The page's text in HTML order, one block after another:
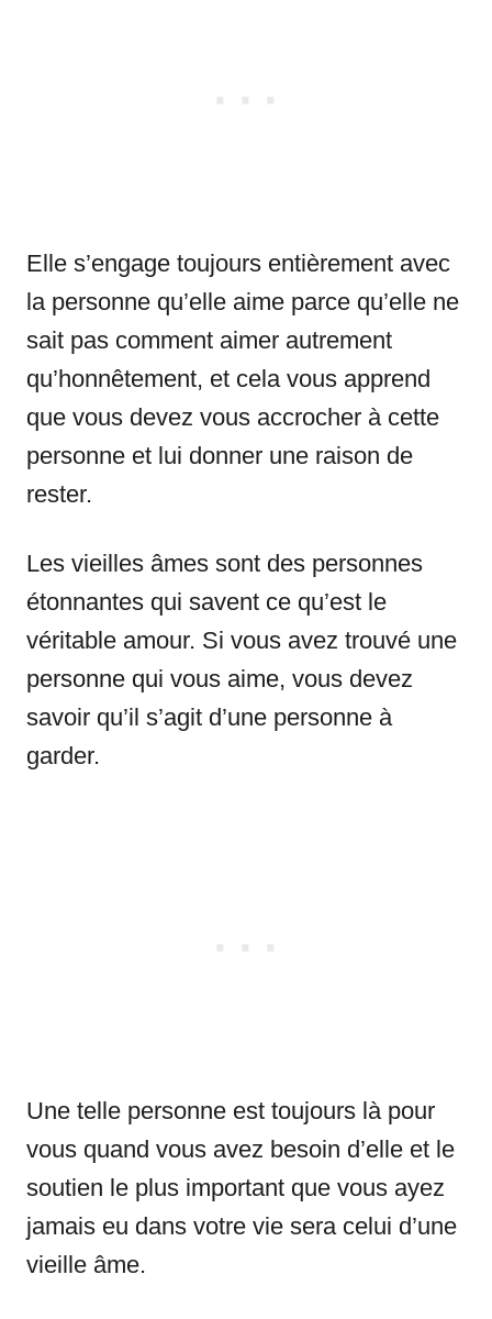
Elle s’engage toujours entièrement avec
la personne qu’elle aime parce qu’elle ne
sait pas comment aimer autrement
qu’honnêtement, et cela vous apprend
que vous devez vous accrocher à cette
personne et lui donner une raison de
rester.
Les vieilles âmes sont des personnes
étonnantes qui savent ce qu’est le
véritable amour. Si vous avez trouvé une
personne qui vous aime, vous devez
savoir qu’il s’agit d’une personne à
garder.
Une telle personne est toujours là pour
vous quand vous avez besoin d’elle et le
soutien le plus important que vous ayez
jamais eu dans votre vie sera celui d’une
vieille âme.